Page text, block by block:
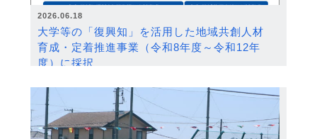
2026.06.18
大学等の「復興知」を活用した地域共創人材
育成・定着推進事業（令和8年度～令和12年
度）に採択